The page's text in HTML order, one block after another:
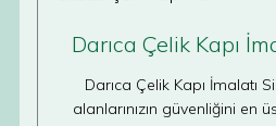
Darıca Çelik Kapı
Darıca Çelik Kapı İmalatı
alanlarınızın güvenliğini en